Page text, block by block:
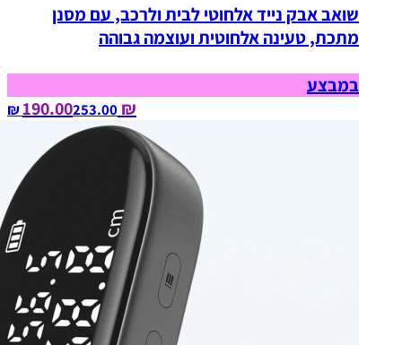
שואב אבק נייד אלחוטי לבית ולרכב, עם מסנן
מתכת, טעינה אלחוטית ועוצמה גבוהה
במבצע
₪ 190.00
253.00‏ ₪